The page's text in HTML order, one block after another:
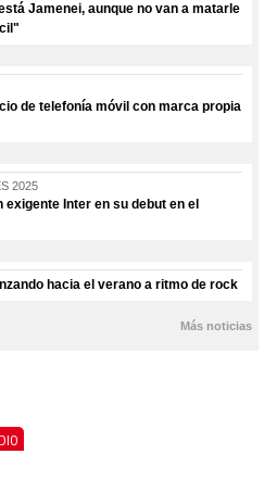
Jamenei, aunque no van a matarle
de telefonía móvil con marca propia
2025
Inter en su debut en el
hacia el verano a ritmo de rock
Más noticias